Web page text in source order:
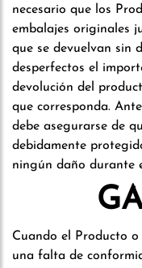
necesario que los
embalajes originales
que se devuelvan sin
desperfectos el
devolución del
que corresponda.
debe asegurarse de
debidamente
ningún daño durante
Cuando el Producto
una falta de